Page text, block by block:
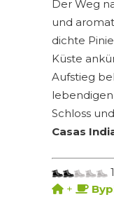
Der Weg
und
dichte
Küste
Aufstieg
lebendigen
Schloss
Casas
+